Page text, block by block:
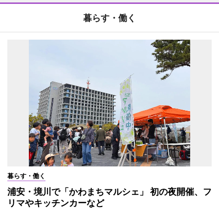
暮らす・働く
暮らす・働く
浦安・境川で「かわまちマルシェ」 初の夜開催、フ
リマやキッチンカーなど